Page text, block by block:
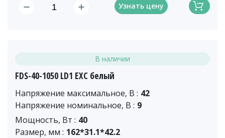
Узнать цену
В наличии
FDS-40-1050 LD1 EXC белый
Напряжение максимальное, В : 42
Напряжение номинальное, В : 9
Мощность, Вт : 40
Размер, мм : 162*31.1*42.2